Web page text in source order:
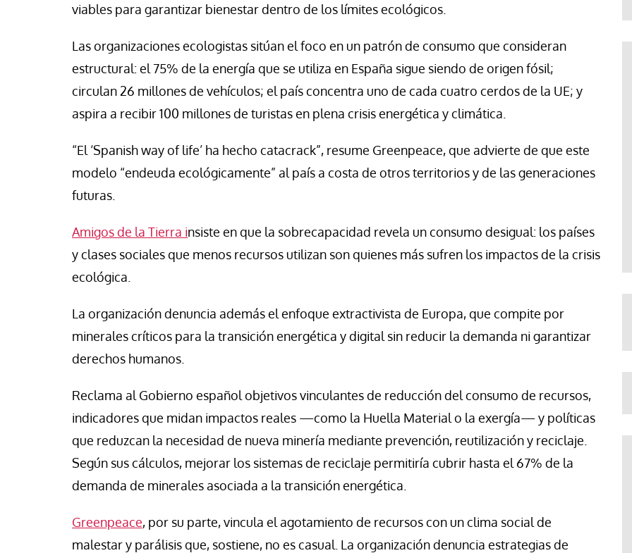
viables para garantizar bienestar dentro de los límites ecológicos.
Las organizaciones ecologistas sitúan el foco en un patrón de consumo que consideran
estructural: el 75% de la energía que se utiliza en España sigue siendo de origen fósil;
circulan 26 millones de vehículos; el país concentra uno de cada cuatro cerdos de la UE; y
aspira a recibir 100 millones de turistas en plena crisis energética y climática.
“El ‘Spanish way of life’ ha hecho catacrack”, resume Greenpeace, que advierte de que este
modelo “endeuda ecológicamente” al país a costa de otros territorios y de las generaciones
futuras.
Amigos de la Tierra insiste en que la sobrecapacidad revela un consumo desigual: los países
y clases sociales que menos recursos utilizan son quienes más sufren los impactos de la crisis
ecológica.
La organización denuncia además el enfoque extractivista de Europa, que compite por
minerales críticos para la transición energética y digital sin reducir la demanda ni garantizar
derechos humanos.
Reclama al Gobierno español objetivos vinculantes de reducción del consumo de recursos,
indicadores que midan impactos reales —como la Huella Material o la exergía— y políticas
que reduzcan la necesidad de nueva minería mediante prevención, reutilización y reciclaje.
Según sus cálculos, mejorar los sistemas de reciclaje permitiría cubrir hasta el 67% de la
demanda de minerales asociada a la transición energética.
Greenpeace, por su parte, vincula el agotamiento de recursos con un clima social de
malestar y parálisis que, sostiene, no es casual. La organización denuncia estrategias de